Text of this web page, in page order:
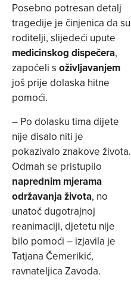
Posebno potresan detalj
tragedije je činjenica da su
roditelji, slijedeći upute
medicinskog dispečera,
započeli s oživljavanjem
još prije dolaska hitne
pomoći.
– Po dolasku tima dijete
nije disalo niti je
pokazivalo znakove života.
Odmah se pristupilo
naprednim mjerama
održavanja života, no
unatoč dugotrajnoj
reanimaciji, djetetu nije
bilo pomoći – izjavila je
Tatjana Čemerikić,
ravnateljica Zavoda.